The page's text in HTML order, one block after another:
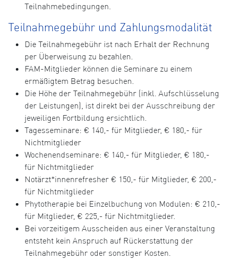
Teilnahmebedingungen.
Teilnahmegebühr und Zahlungsmodalität
Die Teilnahmegebühr ist nach Erhalt der Rechnung
per Überweisung zu bezahlen.
FAM-Mitglieder können die Seminare zu einem
ermäßigtem Betrag besuchen.
Die Höhe der Teilnahmegebühr (inkl. Aufschlüsselung
der Leistungen), ist direkt bei der Ausschreibung der
jeweiligen Fortbildung ersichtlich.
Tagesseminare: € 140,- für Mitglieder, € 180,- für
Nichtmitglieder
Wochenendseminare: € 140,- für Mitglieder, € 180,-
für Nichtmitglieder
Notärzt*innenrefresher € 150,- für Mitglieder, € 200,-
für Nichtmitglieder
Phytotherapie bei Einzelbuchung von Modulen: € 210,-
für Mitglieder, € 225,- für Nichtmitglieder.
Bei vorzeitigem Ausscheiden aus einer Veranstaltung
entsteht kein Anspruch auf Rückerstattung der
Teilnahmegebühr oder sonstiger Kosten.